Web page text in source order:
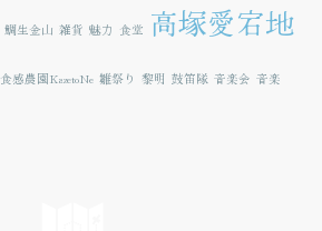
鯛生金山 雑貨 魅力 食堂 高塚愛宕地
食感農園KazetoNe 雛祭り 黎明 鼓笛隊 音楽会 音楽